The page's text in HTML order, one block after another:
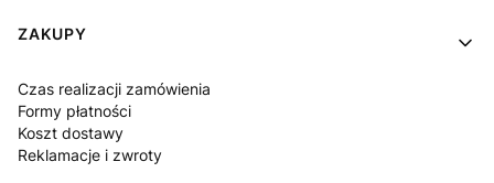
Linki w stopce
ZAKUPY
Czas realizacji zamówienia
Formy płatności
Koszt dostawy
Reklamacje i zwroty